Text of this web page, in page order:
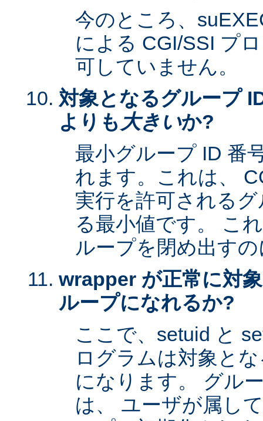
今のところ、
による CGI/SSI プ
可していません。
対象となるグループ
よりも 大きいか?
最小グループ ID 番
れます。これは、
実行を許可される
る最小値です。 こ
ループを閉め出す
wrapper が正常に対
ループになれるか?
ここで、setuid と
ログラムは対象と
になります。 グル
は、 ユーザが属し